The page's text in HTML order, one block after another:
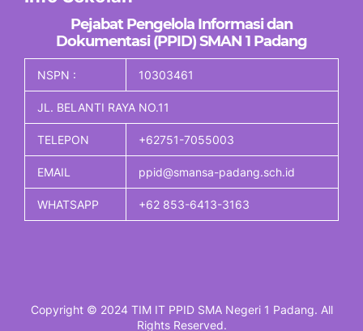
Pejabat Pengelola Informasi dan
Dokumentasi (PPID) SMAN 1 Padang
NSPN : 10303461
JL. BELANTI RAYA NO.11
TELEPON +62751-7055003
EMAIL ppid@smansa-padang.sch.id
WHATSAPP +62 853-6413-3163
Copyright © 2024 TIM IT PPID SMA Negeri 1 Padang. All
Rights Reserved.